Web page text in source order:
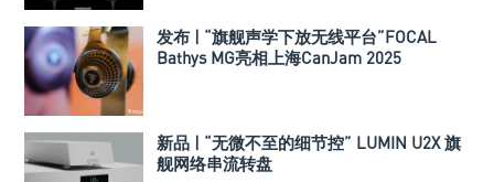
发布 | “旗舰声学下放无线平台”FOCAL
Bathys MG亮相上海CanJam 2025
新品 | “无微不至的细节控” LUMIN U2X 旗
舰网络串流转盘